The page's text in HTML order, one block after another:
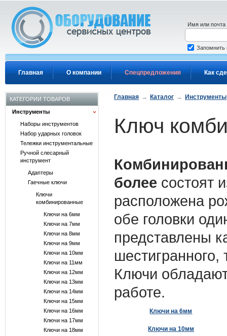
Главная О компании Спецпредложения Как
Имя или почта
Запомнить
КАТЕГОРИИ ТОВАРОВ
Инструменты
Наборы инструментов
Набор ударных головок
Тележки инструментальные
Ручной слесарный
инструмент
Адаптеры
Гаечные ключи
Ключи
комбинированные
Ключи на 6мм
Ключи на 7мм
Ключи на 8мм
Ключи на 9мм
Ключи на 10мм
Ключи на 11мм
Ключи на 12мм
Ключи на 13мм
Ключи на 14мм
Ключи на 15мм
Ключи на 16мм
Ключи на 17мм
Ключи на 18мм
Главная → Каталог → Инструменты
Ключ
более состоят
расположена
обе головки
представлены
шестигранного,
Ключи
работе.
Ключи на 6мм
Ключи на 10мм